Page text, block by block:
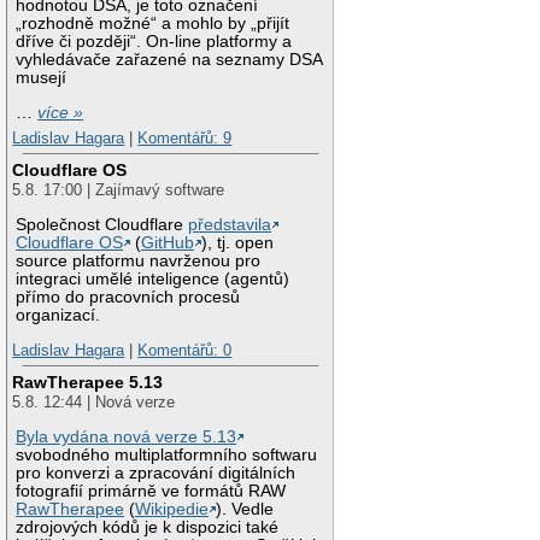
hodnotou DSA, je toto označení
„rozhodně možné“ a mohlo by „přijít
dříve či později“. On-line platformy a
vyhledávače zařazené na seznamy DSA
musejí
…více »
Ladislav Hagara| Komentářů: 9
Cloudflare OS
5.8. 17:00 | Zajímavý software
Společnost Cloudflare představila
Cloudflare OS
(GitHub ), tj. open
source platformu navrženou pro
integraci umělé inteligence (agentů)
přímo do pracovních procesů
organizací.
Ladislav Hagara| Komentářů: 0
RawTherapee 5.13
5.8. 12:44 | Nová verze
Byla vydána nová verze 5.13
svobodného multiplatformního softwaru
pro konverzi a zpracování digitálních
fotografií primárně ve formátů RAW
RawTherapee (Wikipedie ). Vedle
zdrojových kódů je k dispozici také